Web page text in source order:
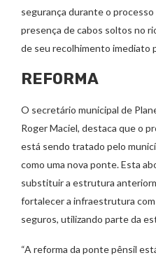
segurança durante o
presença de cabos soltos no
de seu recolhimento imediato
REFORMA
O secretário municipal de
Roger Maciel, destaca que o
está sendo tratado pelo
como uma nova ponte. Esta
substituir a estrutura
fortalecer a infraestrutura
seguros, utilizando parte da
“A reforma da ponte pênsil